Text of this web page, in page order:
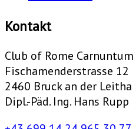
Kontakt
Club of Rome Carnuntum
Fischamenderstrasse 12
2460 Bruck an der Leitha
Dipl.-Päd. Ing. Hans Rupp